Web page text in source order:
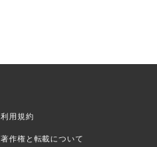
利用規約
著作権と転載について